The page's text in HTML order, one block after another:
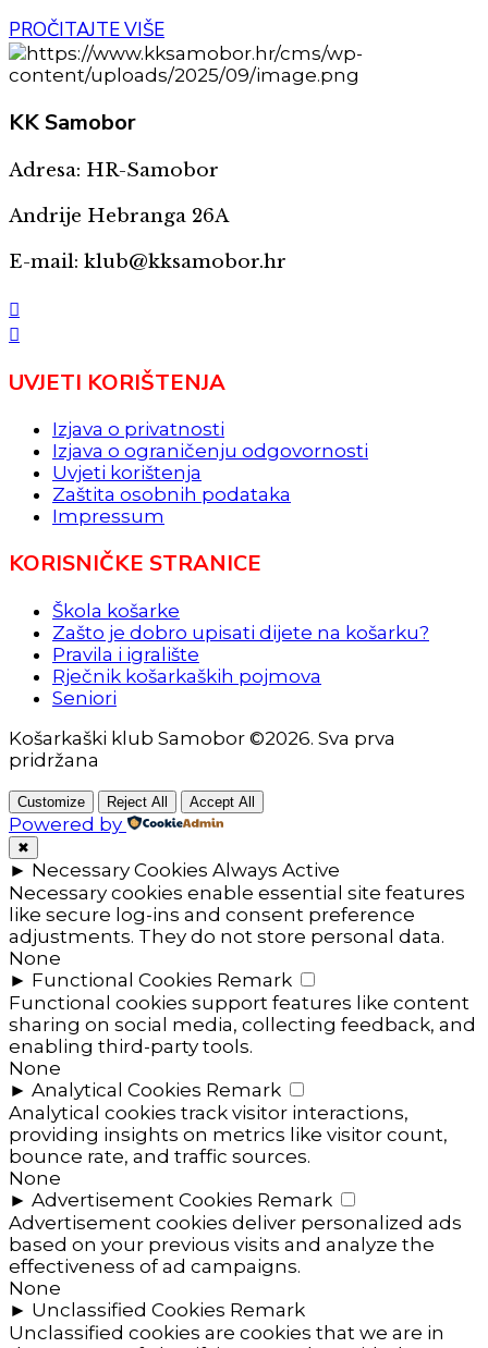
PROČITAJTE VIŠE
KKSamobor
Adresa: HR-Samobor
Andrije Hebranga 26A
E-mail: klub@kksamobor.hr
UVJETI KORIŠTENJA
Izjava o privatnosti
Izjava o ograničenju odgovornosti
Uvjeti korištenja
Zaštita osobnih podataka
Impressum
KORISNIČKE STRANICE
Škola košarke
Zašto je dobro upisati dijete na košarku?
Pravila i igralište
Rječnik košarkaških pojmova
Seniori
Košarkaški klub Samobor ©2026. Sva prva
pridržana
Customize Reject All Accept All
Powered by
✖
► Necessary Cookies Always Active
Necessary cookies enable essential site features
like secure log-ins and consent preference
adjustments. They do not store personal data.
None
► Functional Cookies Remark
Functional cookies support features like content
sharing on social media, collecting feedback, and
enabling third-party tools.
None
► Analytical Cookies Remark
Analytical cookies track visitor interactions,
providing insights on metrics like visitor count,
bounce rate, and traffic sources.
None
► Advertisement Cookies Remark
Advertisement cookies deliver personalized ads
based on your previous visits and analyze the
effectiveness of ad campaigns.
None
► Unclassified Cookies Remark
Unclassified cookies are cookies that we are in